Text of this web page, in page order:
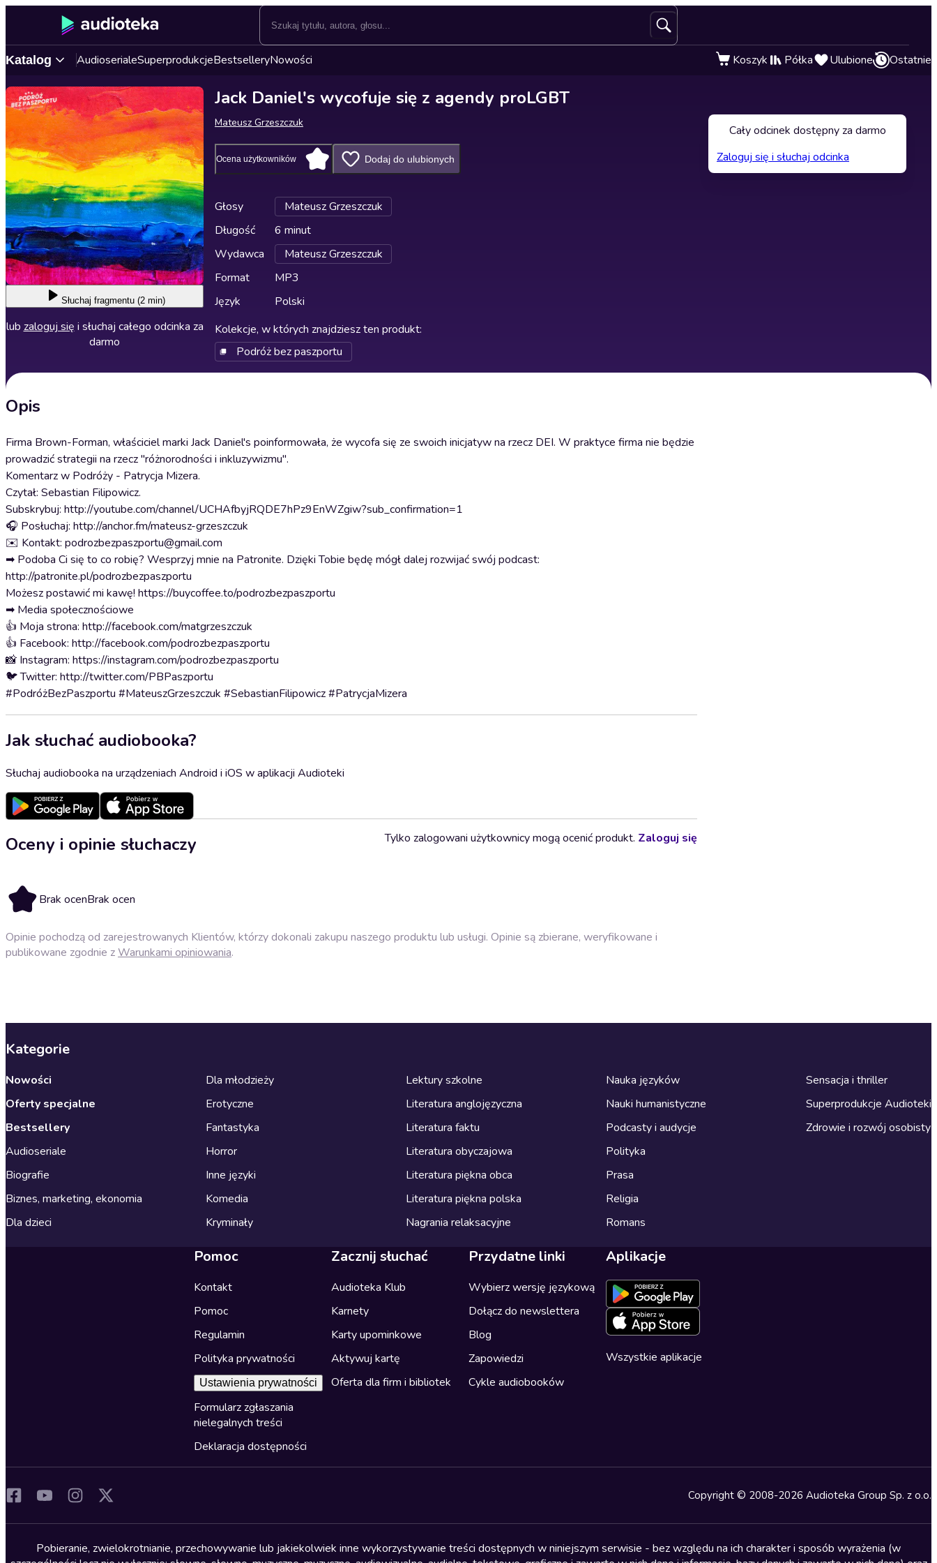
Katalog AudioserialeSuperprodukcjeBestselleryNowości Koszyk Półka Ulubione Ostatnie
Słuchaj fragmentu (2 min)
lub zaloguj się i słuchaj całego odcinka za
darmo
Jack Daniel's wycofuje się z agendy proLGBT
Mateusz Grzeszczuk
Ocena użytkowników Dodaj do ulubionych
Głosy
Mateusz Grzeszczuk
Długość
6 minut
Wydawca
Mateusz Grzeszczuk
Format
MP3
Język
Polski
Kolekcje, w których znajdziesz ten produkt:
Podróż bez paszportu
Opis
Firma Brown-Forman, właściciel marki Jack Daniel's poinformowała, że wycofa się ze swoich inicjatyw na rzecz DEI. W praktyce firma nie będzie
prowadzić strategii na rzecz "różnorodności i inkluzywizmu".
Komentarz w Podróży - Patrycja Mizera.
Czytał: Sebastian Filipowicz.
Subskrybuj: http://youtube.com/channel/UCHAfbyjRQDE7hPz9EnWZgiw?sub_confirmation=1
🎧 Posłuchaj: http://anchor.fm/mateusz-grzeszczuk
✉️ Kontakt: podrozbezpaszportu@gmail.com
➡ Podoba Ci się to co robię? Wesprzyj mnie na Patronite. Dzięki Tobie będę mógł dalej rozwijać swój podcast:
http://patronite.pl/podrozbezpaszportu
Możesz postawić mi kawę! https://buycoffee.to/podrozbezpaszportu
➡ Media społecznościowe
👍 Moja strona: http://facebook.com/matgrzeszczuk
👍 Facebook: http://facebook.com/podrozbezpaszportu
📸 Instagram: https://instagram.com/podrozbezpaszportu
🐦 Twitter: http://twitter.com/PBPaszportu
#PodróżBezPaszportu #MateuszGrzeszczuk #SebastianFilipowicz #PatrycjaMizera
Jak słuchać audiobooka?
Słuchaj audiobooka na urządzeniach Android i iOS w aplikacji Audioteki
Oceny i opinie słuchaczy
Brak ocenBrak ocen
Tylko zalogowani użytkownicy mogą ocenić produkt. Zaloguj się
Opinie pochodzą od zarejestrowanych Klientów, którzy dokonali zakupu naszego produktu lub usługi. Opinie są zbierane, weryfikowane i
publikowane zgodnie zWarunkami opiniowania.
Cały odcinek dostępny za darmo
Zaloguj się i słuchaj odcinka
Kategorie
Nowości
Oferty specjalne
Bestsellery
Audioseriale
Biografie
Biznes, marketing, ekonomia
Dla dzieci
Dla młodzieży
Erotyczne
Fantastyka
Horror
Inne języki
Komedia
Kryminały
Lektury szkolne
Literatura anglojęzyczna
Literatura faktu
Literatura obyczajowa
Literatura piękna obca
Literatura piękna polska
Nagrania relaksacyjne
Nauka języków
Nauki humanistyczne
Podcasty i audycje
Polityka
Prasa
Religia
Romans
Sensacja i thriller
Superprodukcje Audioteki
Zdrowie i rozwój osobisty
Pomoc
Kontakt
Pomoc
Regulamin
Polityka prywatności
Ustawienia prywatności
Formularz zgłaszania
nielegalnych treści
Deklaracja dostępności
Zacznij słuchać
Audioteka Klub
Karnety
Karty upominkowe
Aktywuj kartę
Oferta dla firm i bibliotek
Przydatne linki
Wybierz wersję językową
Dołącz do newslettera
Blog
Zapowiedzi
Cykle audiobooków
Aplikacje
Wszystkie aplikacje
Copyright © 2008-2026 Audioteka Group Sp. z o.o.
Pobieranie, zwielokrotnianie, przechowywanie lub jakiekolwiek inne wykorzystywanie treści dostępnych w niniejszym serwisie - bez względu na ich charakter i sposób wyrażenia (w